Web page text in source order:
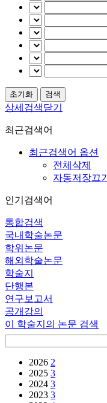
상세검색닫기
최근검색어
최근검색어 옵션
전체삭제
자동저장끄기
인기검색어
통합검색
국내학술논문
학위논문
해외학술논문
학술지
단행본
연구보고서
공개강의
이 학술지의 논문 검색
2026 2
2025 3
2024 3
2023 3